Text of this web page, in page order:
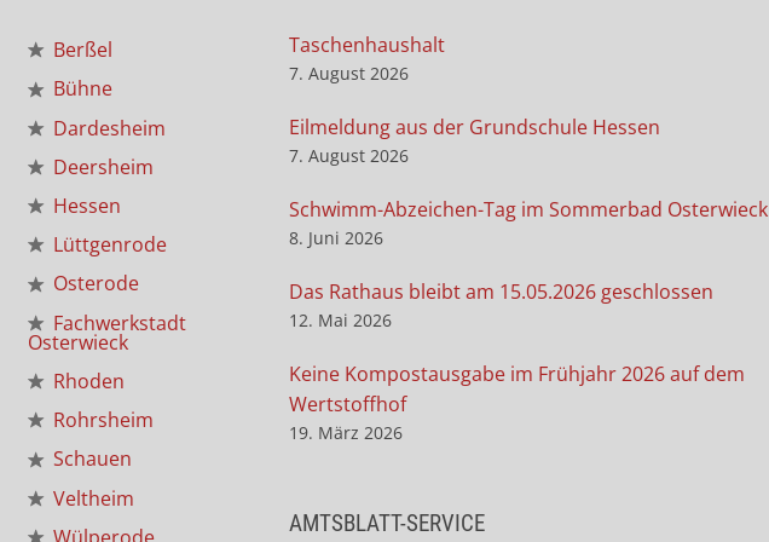
Berßel
Bühne
Dardesheim
Deersheim
Hessen
Lüttgenrode
Osterode
Fachwerkstadt
Osterwieck
Rhoden
Rohrsheim
Schauen
Veltheim
Taschenhaushalt
7. August 2026
Eilmeldung aus der Grundschule Hessen
7. August 2026
Schwimm-Abzeichen-Tag im Sommerbad Osterwieck
8. Juni 2026
Das Rathaus bleibt am 15.05.2026 geschlossen
12. Mai 2026
Keine Kompostausgabe im Frühjahr 2026 auf dem
Wertstoffhof
19. März 2026
AMTSBLATT-SERVICE